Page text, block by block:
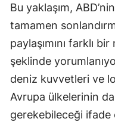
Bu yaklaşım,
tamamen
paylaşımını farklı
şeklinde
deniz kuvvetleri ve
Avrupa ülkelerinin
gerekebileceği ifade